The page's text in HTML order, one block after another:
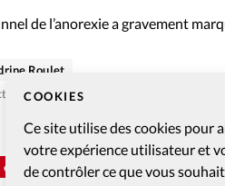
COOKIES
Ce site utilise des cookies pour
votre expérience utilisateur et
de contrôler ce que vous
de l’anorexie a gravement
femme reconnaissante.
Roulet
2017
classé